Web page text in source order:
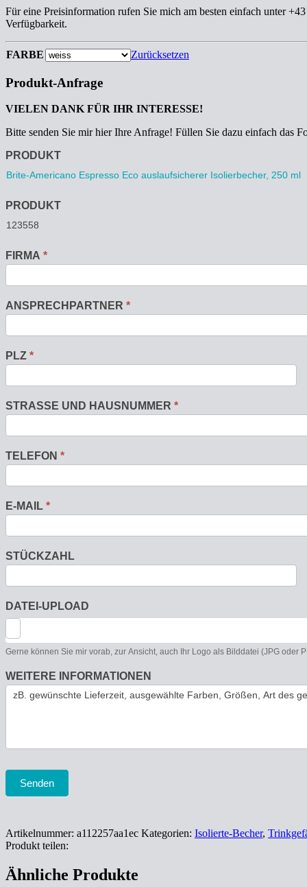
Für eine Preisinformation rufen Sie mich am besten einfach unter
Verfügbarkeit.
FARBE Zurücksetzen
Produkt-Anfrage
VIELEN DANK FÜR IHR INTERESSE!
Bitte senden Sie mir hier Ihre Anfrage! Füllen Sie dazu einfach das
Anfrage
PRODUKT
PRODUKT
FIRMA *
ANSPRECHPARTNER *
PLZ *
STRASSE UND HAUSNUMMER *
TELEFON *
E-MAIL *
STÜCKZAHL
DATEI-UPLOAD
Gerne können Sie mir vorab, zur Ansicht, auch Ihr Logo als Bilddatei (JPG oder
WEITERE INFORMATIONEN
Senden
Artikelnummer: a112257aa1ec Kategorien: Isolierte-Becher,
Produkt teilen:
Ähnliche Produkte